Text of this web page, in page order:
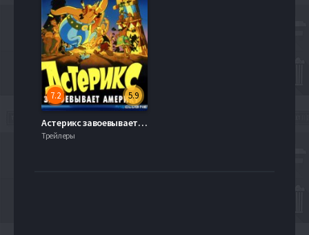
5.9
7.2
Астерикс завоевывает Америку (1994)
Трейлеры